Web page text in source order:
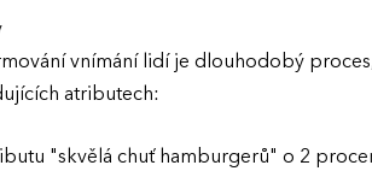
vnímání lidí je dlouhodobý
atributech:
"skvělá chuť hamburgerů" o 2